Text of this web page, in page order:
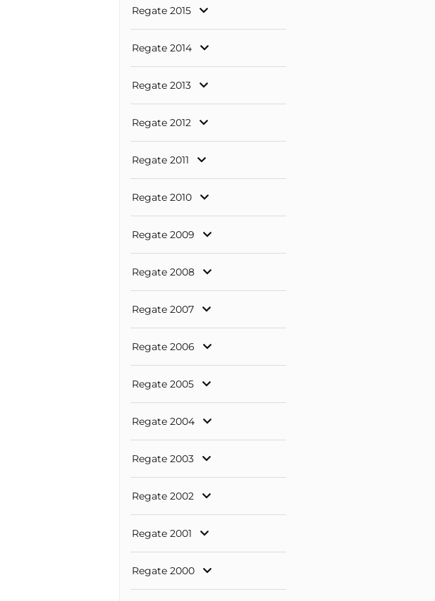
Regate 2015
Regate 2014
Regate 2013
Regate 2012
Regate 2011
Regate 2010
Regate 2009
Regate 2008
Regate 2007
Regate 2006
Regate 2005
Regate 2004
Regate 2003
Regate 2002
Regate 2001
Regate 2000